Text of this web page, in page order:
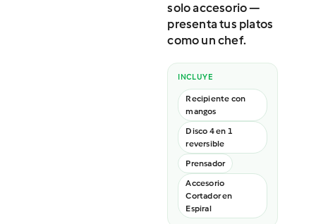
solo accesorio —
presenta tus platos
como un chef.
INCLUYE
Recipiente con
mangos
Disco 4 en 1
reversible
Prensador
Accesorio
Cortador en
Espiral